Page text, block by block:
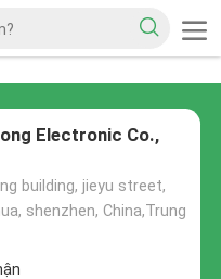
Electronic Co.,
building, jieyu street,
shenzhen, China,Trung